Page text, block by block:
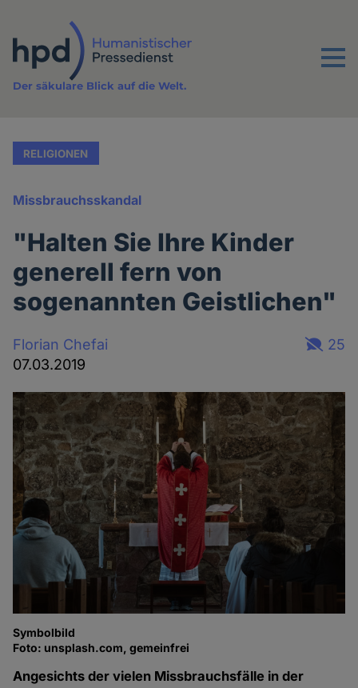
Inhalt
Menu
Der säkulare Blick auf die Welt.
RELIGIONEN
Missbrauchsskandal
"Halten Sie Ihre Kinder
generell fern von
sogenannten Geistlichen"
Florian Chefai
07.03.2019
25
Symbolbild
Foto: unsplash.com, gemeinfrei
Angesichts der vielen Missbrauchsfälle in der